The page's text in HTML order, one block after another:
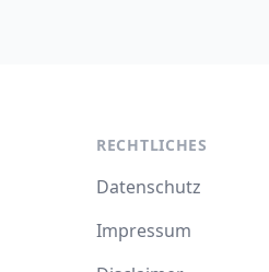
RECHTLICHES
Datenschutz
Impressum